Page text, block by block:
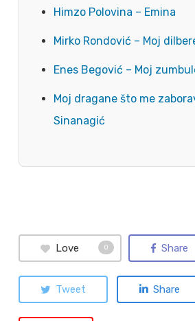
Himzo Polovina – Emina
Mirko Rondović – Moj
Enes Begović – Moj
Moj dragane što me
Sinanagić
Love 0 Share
Tweet Share